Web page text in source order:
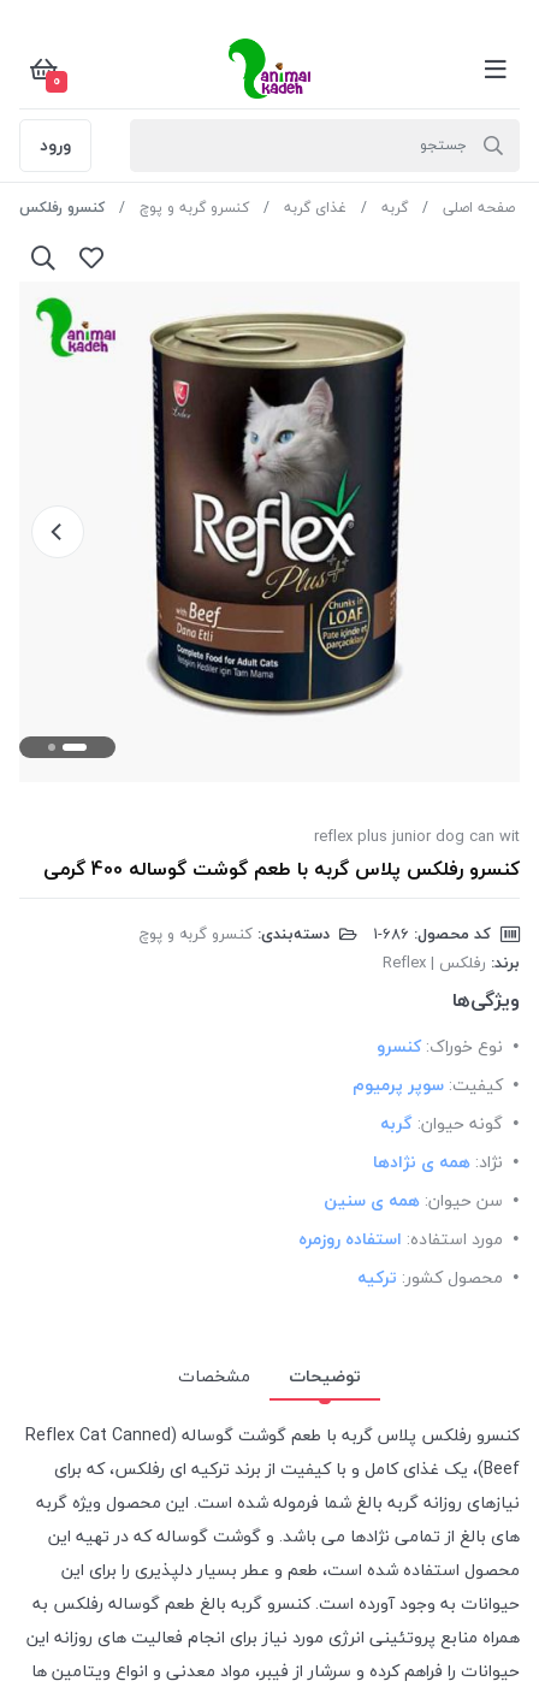
0
ورود
صفحه اصلی گربه غذای گربه کنسرو گربه و پوچ کنسرو رفلکس
reflex plus junior dog can wit
کنسرو رفلکس پلاس گربه با طعم گوشت گوساله 400 گرمی
کد محصول: دسته‌بندی: کنسرو گربه و پوچ
برند: رفلکس | Reflex
ویژگی‌ها
نوع خوراک: کنسرو
کیفیت: سوپر پرمیوم
گونه حیوان: گربه
نژاد: همه ی نژادها
سن حیوان: همه ی سنین
مورد استفاده: استفاده روزمره
محصول کشور: ترکیه
توضیحات
مشخصات
کنسرو رفلکس پلاس گربه با طعم گوشت گوساله (Reflex Cat Canned
Beef)، یک غذای کامل و با کیفیت از برند ترکیه ای رفلکس، که برای
نیازهای روزانه گربه بالغ شما فرموله شده است. این محصول ویژه گربه
های بالغ از تمامی نژادها می باشد. و گوشت گوساله که در تهیه این
محصول استفاده شده است، طعم و عطر بسیار دلپذیری را برای این
حیوانات به وجود آورده است. کنسرو گربه بالغ طعم گوساله رفلکس به
همراه منابع پروتئینی انرژی مورد نیاز برای انجام فعالیت های روزانه این
حیوانات را فراهم کرده و سرشار از فیبر، مواد معدنی و انواع ویتامین ها